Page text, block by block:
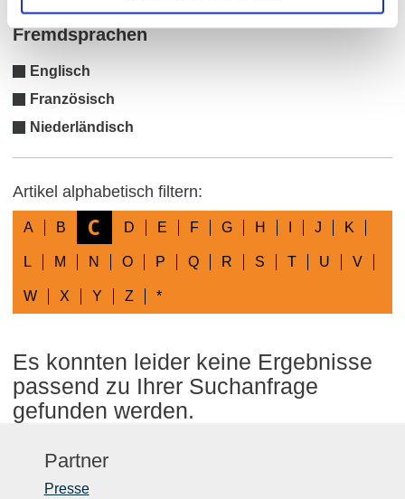
Fremdsprachen
Englisch
Französisch
Niederländisch
Artikel alphabetisch filtern:
A B C D E F G H J K
L M N O P Q R S T U V
W X Y Z *
Es konnten leider keine Ergebnisse
passend zu Ihrer Suchanfrage
gefunden werden.
Partner
Presse